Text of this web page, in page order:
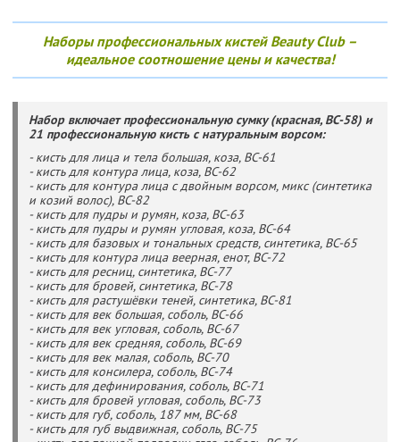
Наборы профессиональных кистей Beauty Club –
идеальное соотношение цены и качества!
Набор включает профессиональную сумку (красная, BC-58) и
21 профессиональную кисть с натуральным ворсом:
- кисть для лица и тела большая, коза, BC-61
- кисть для контура лица, коза, BC-62
- кисть для контура лица с двойным ворсом, микс (синтетика
и козий волос), BC-82
- кисть для пудры и румян, коза, BC-63
- кисть для пудры и румян угловая, коза, BC-64
- кисть для базовых и тональных средств, синтетика, BC-65
- кисть для контура лица веерная, енот, BC-72
- кисть для ресниц, синтетика, BC-77
- кисть для бровей, синтетика, BC-78
- кисть для растушёвки теней, синтетика, BC-81
- кисть для век большая, соболь, BC-66
- кисть для век угловая, соболь, BC-67
- кисть для век средняя, соболь, BC-69
- кисть для век малая, соболь, BC-70
- кисть для консилера, соболь, BC-74
- кисть для дефинирования, соболь, BC-71
- кисть для бровей угловая, соболь, BC-73
- кисть для губ, соболь, 187 мм, BC-68
- кисть для губ выдвижная, соболь, BC-75